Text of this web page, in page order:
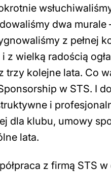
dwa murale
z pełnej
i z wielką radością
trzy kolejne lata. Co
w STS. I
i
dla klubu, umowy
lata.
z firmą STS